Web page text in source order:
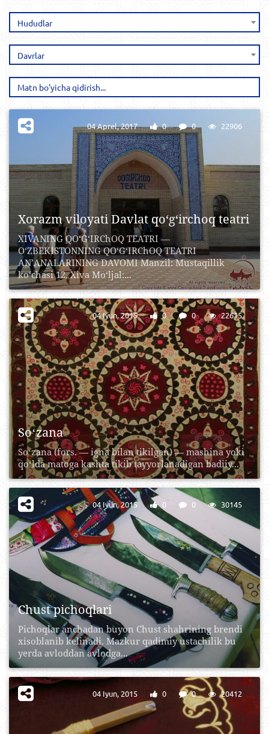
Hududlar
Davrlar
Xorazm viloyati Davlat qo‘g‘irchoq teatri
XIVANING QO‘G‘IRChOQ TEATRI —
O‘ZBEKISTONNING QO‘G‘IRChOQ TEATRI
AN’ANALARINING DAVOMI Manzil: Mustaqillik
ko‘chasi 12, Xiva Mo‘ljal:...
04 Aprel, 2017 0 0 22906
Soʻzana
Soʻzana (fors. — igna bilan tikilgan) — mashina yoki
qoʻlda matoga kashta tikib tayyorlanadigan badiiy...
04 Iyun, 2015 0 0 22615
Chust pichoqlari
Pichoqlar anchadan buyon Chust shahrining brendi
xisoblanib kelinadi. Mazkur qadimiy ustachilik bu
yerda avloddan avlodga...
04 Iyun, 2015 0 0 30145
04 Iyun, 2015 0 0 20412